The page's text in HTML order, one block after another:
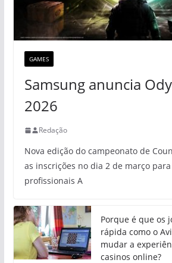
GAMES
Samsung anuncia
2026
Redação
Nova edição do campeonato de
as inscrições no dia 2 de março
profissionais A
Porque é que os
rápida como o
mudar a
casinos online?